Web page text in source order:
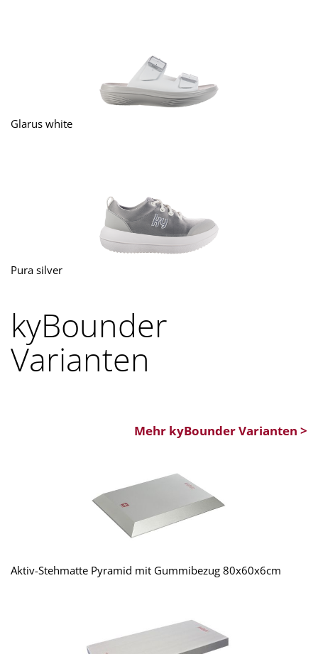
Glarus white
Pura silver
kyBounder
Varianten
Mehr kyBounder Varianten >
Aktiv-Stehmatte Pyramid mit Gummibezug 80x60x6cm